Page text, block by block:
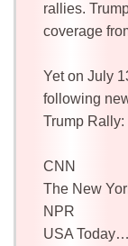
rallies.
coverage
Yet on July
following
Trump Rally:
CNN
The New
NPR
USA Today…